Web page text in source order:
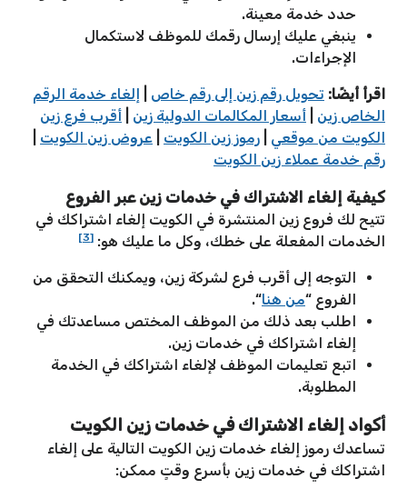
حدد خدمة معينة.
ينبغي عليك إرسال رقمك للموظف لاستكمال
الإجراءات.
اقرأ أيضًا: تحويل رقم زين إلى رقم خاص
إلغاء خدمة الرقم
الخاص زين
أسعار المكالمات الدولية زين
أقرب فرع زين
الكويت من موقعي
رموز زين الكويت عروض زين الكويت
رقم خدمة عملاء زين الكويت
كيفية إلغاء الاشتراك في خدمات زين عبر الفروع
تتيح لك فروع زين المنتشرة في الكويت إلغاء اشتراكك في
الخدمات المفعلة على خطك، وكل ما عليك هو: [3]
التوجه إلى أقرب فرع لشركة زين، ويمكنك التحقق من
الفروع “من هنا“.
اطلب بعد ذلك من الموظف المختص مساعدتك في
إلغاء اشتراكك في خدمات زين.
اتبع تعليمات الموظف لإلغاء اشتراكك في الخدمة
المطلوبة.
أكواد إلغاء الاشتراك في خدمات زين الكويت
تساعدك رموز إلغاء خدمات زين الكويت التالية على إلغاء
اشتراكك في خدمات زين بأسرع وقتٍ ممكن: